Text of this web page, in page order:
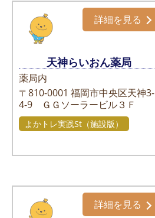
天神らいおん薬局
薬局内
〒810-0001 福岡市中央区天神3-
4-9 ＧＧソーラービル３Ｆ
詳細を見る
よかトレ実践St（施設版）
詳細を見る